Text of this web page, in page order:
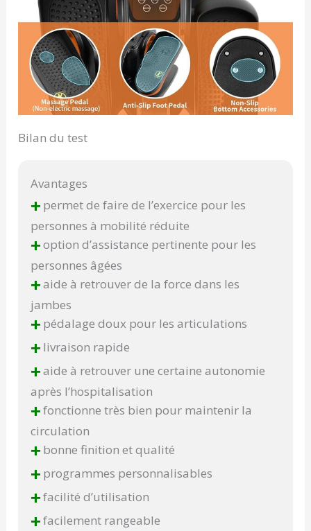
Bilan du test
Avantages
+ permet de faire de l’exercice pour les
personnes à mobilité réduite
+option d’assistance pertinente pour les
personnes âgées
+aide à retrouver de la force dans les
jambes
+ pédalage doux pour les articulations
+ livraison rapide
+aide à retrouver une certaine autonomie
après l’hospitalisation
+fonctionne très bien pour maintenir la
circulation
+ bonne finition et qualité
+ programmes personnalisables
+facilité d’utilisation
+facilement rangeable